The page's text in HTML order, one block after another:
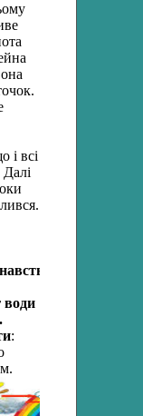
і всі
води
: